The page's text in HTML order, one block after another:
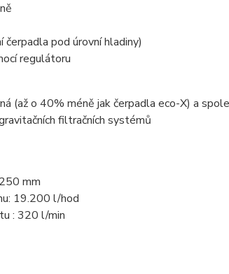
čerpadla pod úrovní hladiny)
regulátoru
(až o 40% méně jak čerpadla eco-X) a
filtračních systémů
mm
19.200 l/hod
: 320 l/min